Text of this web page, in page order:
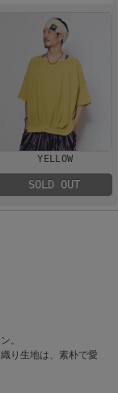
YELLOW
SOLD OUT
。
り生地は、素朴で愛